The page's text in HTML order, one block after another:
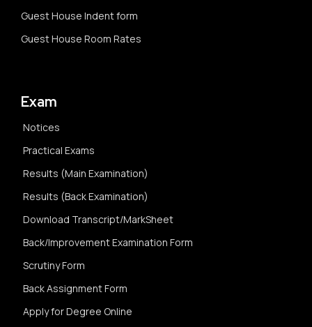
Guest House Indent form
Guest House Room Rates
Exam
Notices
Practical Exams
Results (Main Examination)
Results (Back Examination)
Download Transcript/MarkSheet
Back/Improvement Examination Form
Scrutiny Form
Back Assignment Form
Apply for Degree Online